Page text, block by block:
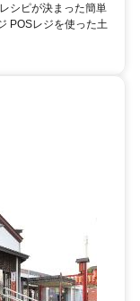
シピが決まった簡単
POSレジを使った土